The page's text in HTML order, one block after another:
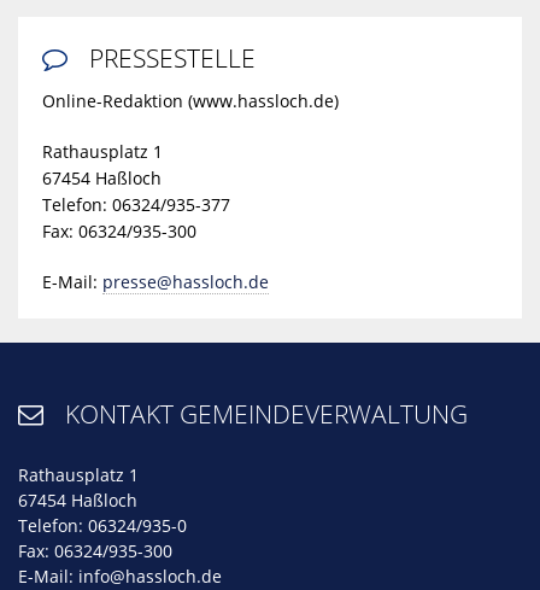
 PRESSESTELLE
Online-Redaktion (www.hassloch.de)
Rathausplatz 1
67454 Haßloch
Telefon: 06324/935-377
Fax: 06324/935-300
E-Mail: presse@hassloch.de
 KONTAKT GEMEINDEVERWALTUNG
Rathausplatz 1
67454 Haßloch
Telefon: 06324/935-0
Fax: 06324/935-300
E-Mail: info@hassloch.de